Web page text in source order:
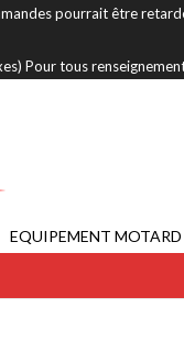
pourrait être
Pour tous
EQUIPEMENT MOTARD